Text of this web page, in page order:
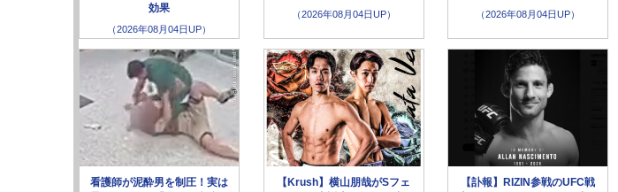
効果
（2026年08月04日UP）
（2026年08月04日UP） （2026年08月04日UP）
看護師が泥酔男を制圧！実は
【Krush】横山朋哉がSフェ
【訃報】RIZIN参戦のUFC戦